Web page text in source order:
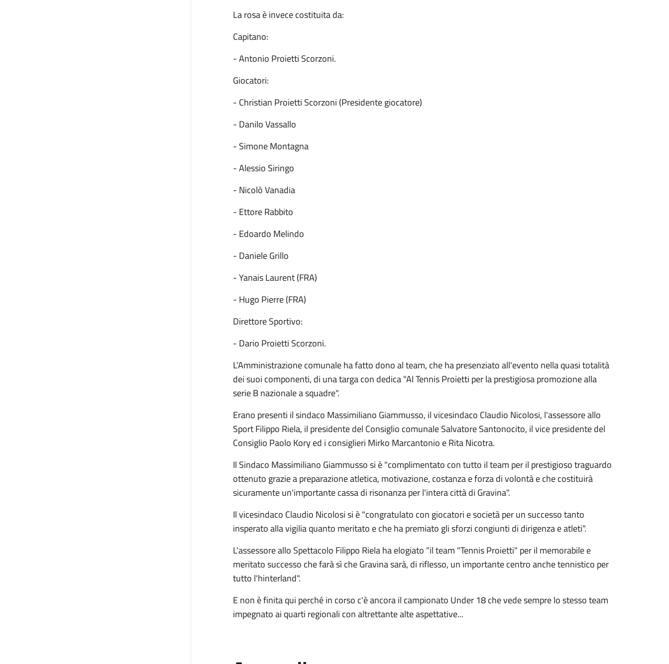
La rosa è invece costituita da:
Capitano:
- Antonio Proietti Scorzoni.
Giocatori:
- Christian Proietti Scorzoni (Presidente giocatore)
- Danilo Vassallo
- Simone Montagna
- Alessio Siringo
- Nicolò Vanadia
- Ettore Rabbito
- Edoardo Melindo
- Daniele Grillo
- Yanais Laurent (FRA)
- Hugo Pierre (FRA)
Direttore Sportivo:
- Dario Proietti Scorzoni.
L’Amministrazione comunale ha fatto dono al team, che ha presenziato all'evento nella quasi totalità
dei suoi componenti, di una targa con dedica "Al Tennis Proietti per la prestigiosa promozione alla
serie B nazionale a squadre".
Erano presenti il sindaco Massimiliano Giammusso, il vicesindaco Claudio Nicolosi, l'assessore allo
Sport Filippo Riela, il presidente del Consiglio comunale Salvatore Santonocito, il vice presidente del
Consiglio Paolo Kory ed i consiglieri Mirko Marcantonio e Rita Nicotra.
Il Sindaco Massimiliano Giammusso si è "complimentato con tutto il team per il prestigioso traguardo
ottenuto grazie a preparazione atletica, motivazione, costanza e forza di volontà e che costituirà
sicuramente un'importante cassa di risonanza per l'intera città di Gravina".
Il vicesindaco Claudio Nicolosi si è "congratulato con giocatori e società per un successo tanto
insperato alla vigilia quanto meritato e che ha premiato gli sforzi congiunti di dirigenza e atleti".
L'assessore allo Spettacolo Filippo Riela ha elogiato "il team "Tennis Proietti" per il memorabile e
meritato successo che farà sì che Gravina sarà, di riflesso, un importante centro anche tennistico per
tutto l'hinterland".
E non è finita qui perché in corso c'è ancora il campionato Under 18 che vede sempre lo stesso team
impegnato ai quarti regionali con altrettante alte aspettative...